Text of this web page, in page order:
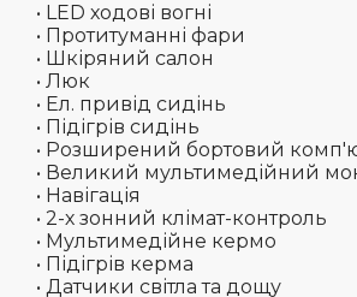
• LED ходові вогні
• Протитуманні фари
• Шкіряний салон
• Люк
• Ел. привід сидінь
• Підігрів сидінь
• Розширений бортовий
• Великий мультимедійний
• Навігація
• 2-х зонний клімат-контроль
• Мультимедійне кермо
• Підігрів керма
• Датчики світла та дощу